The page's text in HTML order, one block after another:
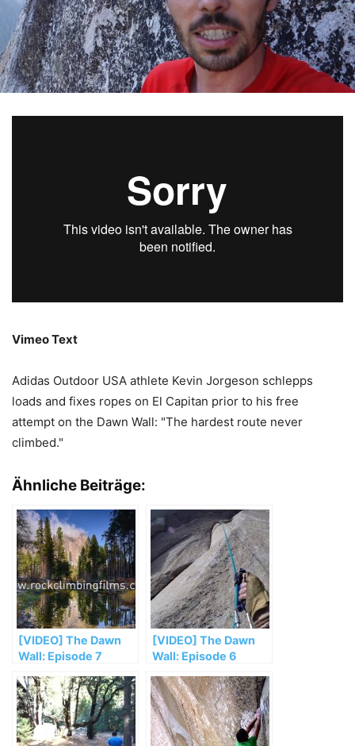
Vimeo Text
Adidas Outdoor USA athlete Kevin Jorgeson schlepps
loads and fixes ropes on El Capitan prior to his free
attempt on the Dawn Wall: "The hardest route never
climbed."
Ähnliche Beiträge:
[VIDEO] The Dawn
Wall: Episode 7
[VIDEO] The Dawn
Wall: Episode 6